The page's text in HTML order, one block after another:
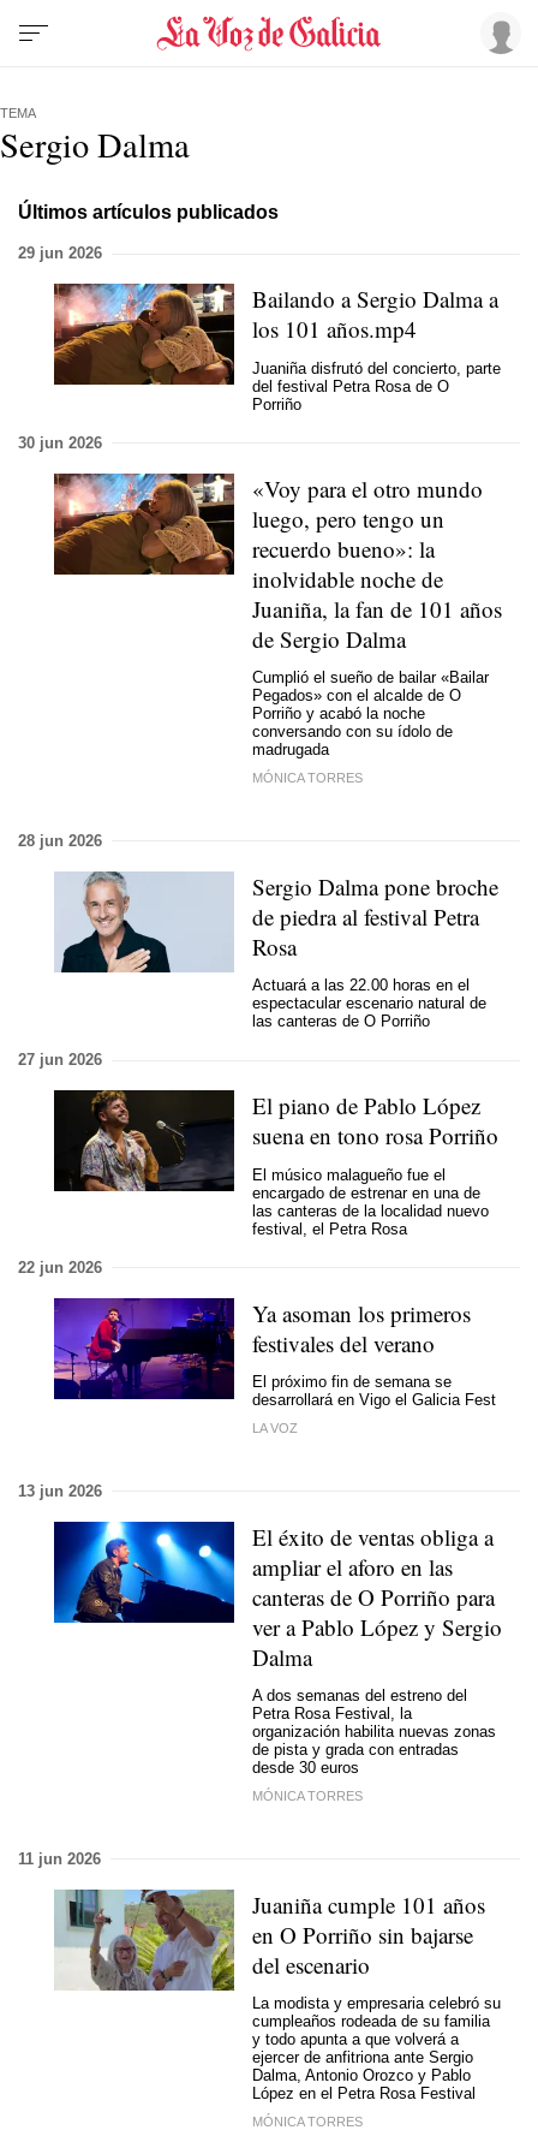
TEMA
Sergio Dalma
Últimos artículos publicados
29 jun 2026
Bailando a Sergio Dalma a
los 101 años.mp4
Juaniña disfrutó del concierto, parte
del festival Petra Rosa de O
Porriño
30 jun 2026
«Voy para el otro mundo
luego, pero tengo un
recuerdo bueno»: la
inolvidable noche de
Juaniña, la fan de 101 años
de Sergio Dalma
Cumplió el sueño de bailar «Bailar
Pegados» con el alcalde de O
Porriño y acabó la noche
conversando con su ídolo de
madrugada
MÓNICA TORRES
28 jun 2026
Sergio Dalma pone broche
de piedra al festival Petra
Rosa
Actuará a las 22.00 horas en el
espectacular escenario natural de
las canteras de O Porriño
27 jun 2026
El piano de Pablo López
suena en tono rosa Porriño
El músico malagueño fue el
encargado de estrenar en una de
las canteras de la localidad nuevo
festival, el Petra Rosa
22 jun 2026
Ya asoman los primeros
festivales del verano
El próximo fin de semana se
desarrollará en Vigo el Galicia Fest
LA VOZ
13 jun 2026
El éxito de ventas obliga a
ampliar el aforo en las
canteras de O Porriño para
ver a Pablo López y Sergio
Dalma
A dos semanas del estreno del
Petra Rosa Festival, la
organización habilita nuevas zonas
de pista y grada con entradas
desde 30 euros
MÓNICA TORRES
11 jun 2026
Juaniña cumple 101 años
en O Porriño sin bajarse
del escenario
La modista y empresaria celebró su
cumpleaños rodeada de su familia
y todo apunta a que volverá a
ejercer de anfitriona ante Sergio
Dalma, Antonio Orozco y Pablo
López en el Petra Rosa Festival
MÓNICA TORRES